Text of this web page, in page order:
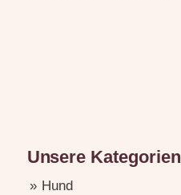
Unsere Kategorien
Hund